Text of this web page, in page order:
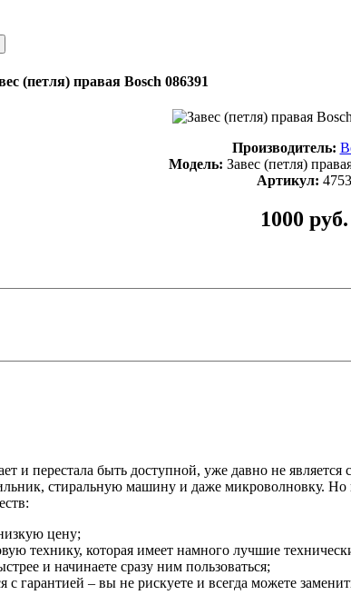
(петля) правая Bosch 086391
Производитель:
Модель: Завес (петля)
Артикул: 4753
1000 руб.
и перестала быть доступной, уже давно не
стиральную машину и даже микроволновку.
цену;
технику, которая имеет намного лучшие
и начинаете сразу ним пользоваться;
гарантией – вы не рискуете и всегда можете